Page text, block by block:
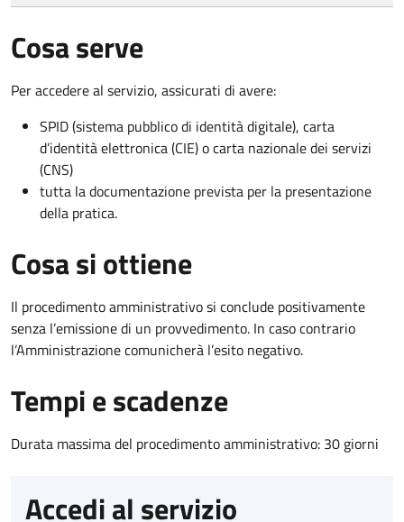
Cosa serve
Per accedere al servizio, assicurati di avere:
SPID (sistema pubblico di identità digitale), carta
d’identità elettronica (CIE) o carta nazionale dei servizi
(CNS)
tutta la documentazione prevista per la presentazione
della pratica.
Cosa si ottiene
Il procedimento amministrativo si conclude positivamente
senza l’emissione di un provvedimento. In caso contrario
l’Amministrazione comunicherà l’esito negativo.
Tempi e scadenze
Durata massima del procedimento amministrativo: 30 giorni
Accedi al servizio